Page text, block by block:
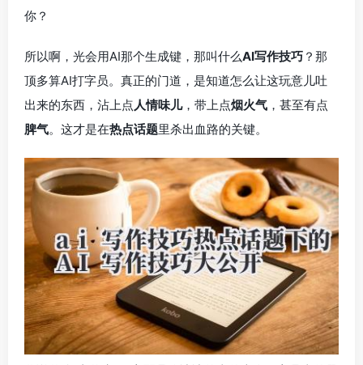
你？
所以啊，光会用AI那个生成键，那叫什么AI写作技巧 ？那
顶多算AI打字员。真正的门道，是知道怎么让这玩意儿吐
出来的东西，沾上点人情味儿，带上点烟火气 ，甚至有点
脾气。这才是在热点话题里杀出血路的关键。